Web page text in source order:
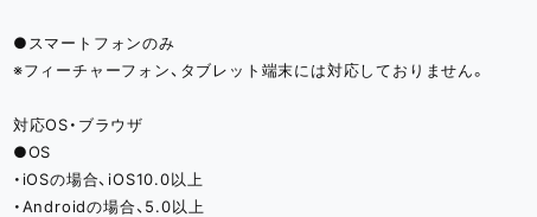
●スマートフォンのみ
※フィーチャーフォン、タブレット端末には対応しておりません。
対応OS・ブラウザ
●OS
・iOSの場合、iOS10.0以上
・Androidの場合、5.0以上